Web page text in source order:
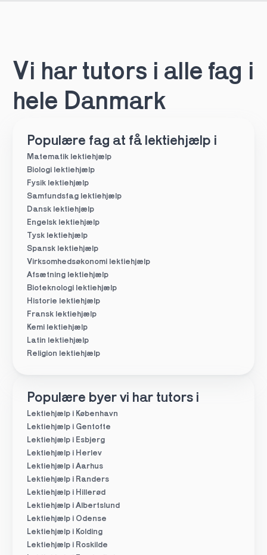
Vi har tutors i alle fag i
hele Danmark
Populære fag at få lektiehjælp i
Matematik lektiehjælp
Biologi lektiehjælp
Fysik lektiehjælp
Samfundsfag lektiehjælp
Dansk lektiehjælp
Engelsk lektiehjælp
Tysk lektiehjælp
Spansk lektiehjælp
Virksomhedsøkonomi lektiehjælp
Afsætning lektiehjælp
Bioteknologi lektiehjælp
Historie lektiehjælp
Fransk lektiehjælp
Kemi lektiehjælp
Latin lektiehjælp
Religion lektiehjælp
Populære byer vi har tutors i
Lektiehjælp i København
Lektiehjælp i Gentofte
Lektiehjælp i Esbjerg
Lektiehjælp i Herlev
Lektiehjælp i Aarhus
Lektiehjælp i Randers
Lektiehjælp i Hillerød
Lektiehjælp i Albertslund
Lektiehjælp i Odense
Lektiehjælp i Kolding
Lektiehjælp i Roskilde